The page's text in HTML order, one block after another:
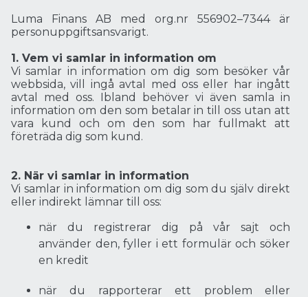
Luma Finans AB med org.nr 556902–7344 är
personuppgiftsansvarigt.
1. Vem vi samlar in information om
Vi samlar in information om dig som besöker vår
webbsida, vill ingå avtal med oss eller har ingått
avtal med oss. Ibland behöver vi även samla in
information om den som betalar in till oss utan att
vara kund och om den som har fullmakt att
företräda dig som kund.
2. När vi samlar in information
Vi samlar in information om dig som du själv direkt
eller indirekt lämnar till oss:
när du registrerar dig på vår sajt och
använder den, fyller i ett formulär och söker
en kredit
när du rapporterar ett problem eller